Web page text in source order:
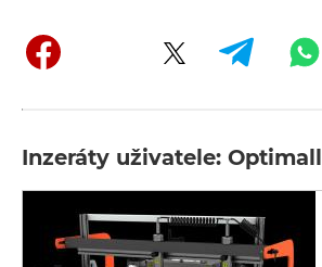
Inzeráty uživatele: Optimall